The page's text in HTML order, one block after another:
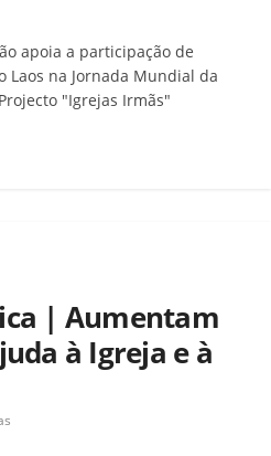
apoia a participação de
Laos na Jornada Mundial da
"Igrejas Irmãs"
| Aumentam
à Igreja e à